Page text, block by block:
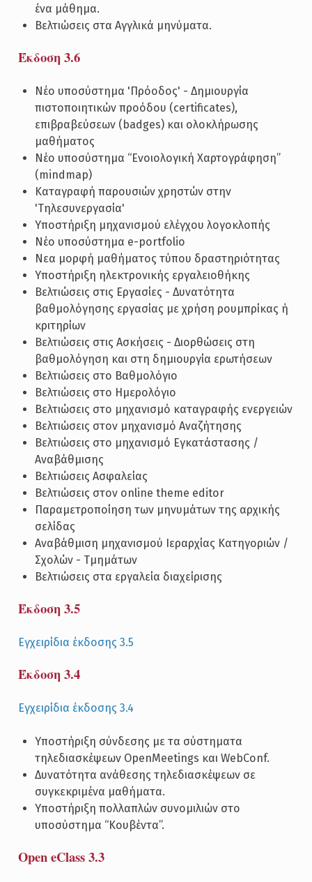
ένα μάθημα.
Βελτιώσεις στα Αγγλικά μηνύματα.
Έκδοση 3.6
Νέο υποσύστημα 'Πρόοδος' - Δημιουργία
πιστοποιητικών προόδου (certificates),
επιβραβεύσεων (badges) και ολοκλήρωσης
μαθήματος
Νέο υποσύστημα “Ενοιολογική Χαρτογράφηση”
(mindmap)
Καταγραφή παρουσιών χρηστών στην
'Τηλεσυνεργασία'
Υποστήριξη μηχανισμού ελέγχου λογοκλοπής
Νέο υποσύστημα e-portfolio
Νεα μορφή μαθήματος τύπου δραστηριότητας
Υποστήριξη ηλεκτρονικής εργαλειοθήκης
Βελτιώσεις στις Εργασίες - Δυνατότητα
βαθμολόγησης εργασίας με χρήση ρουμπρίκας ή
κριτηρίων
Βελτιώσεις στις Ασκήσεις - Διορθώσεις στη
βαθμολόγηση και στη δημιουργία ερωτήσεων
Βελτιώσεις στο Βαθμολόγιο
Βελτιώσεις στο Ημερολόγιο
Βελτιώσεις στο μηχανισμό καταγραφής ενεργειών
Βελτιώσεις στον μηχανισμό Αναζήτησης
Βελτιώσεις στο μηχανισμό Εγκατάστασης /
Αναβάθμισης
Βελτιώσεις Ασφαλείας
Βελτιώσεις στον online theme editor
Παραμετροποίηση των μηνυμάτων της αρχικής
σελίδας
Αναβάθμιση μηχανισμού Ιεραρχίας Κατηγοριών /
Σχολών - Τμημάτων
Βελτιώσεις στα εργαλεία διαχείρισης
Έκδοση 3.5
Εγχειρίδια έκδοσης 3.5
Έκδοση 3.4
Εγχειρίδια έκδοσης 3.4
Υποστήριξη σύνδεσης με τα σύστηματα
τηλεδιασκέψεων OpenMeetings και WebConf.
Δυνατότητα ανάθεσης τηλεδιασκέψεων σε
συγκεκριμένα μαθήματα.
Υποστήριξη πολλαπλών συνομιλιών στο
υποσύστημα “Κουβέντα”.
Open eClass 3.3